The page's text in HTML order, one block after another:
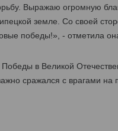
Выражаю огромную
земле. Со своей
победы!», - отметила
в Великой
сражался с врагами на